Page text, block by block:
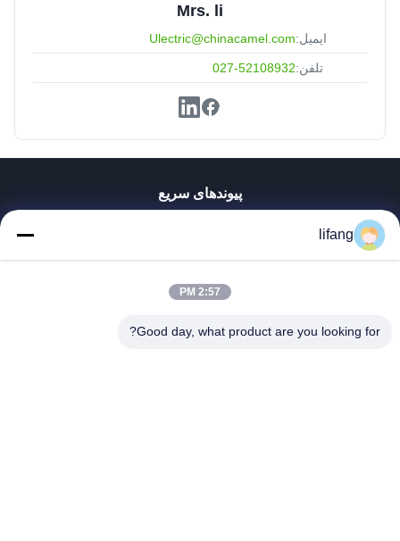
Mrs. li
ایمیل:Ulectric@chinacamel.com
تلفن:027-52108932
پیوندهای سریع
کارخانه تور
تماس با ما
lifang
2:57 PM
Good day, what product are you looking for?